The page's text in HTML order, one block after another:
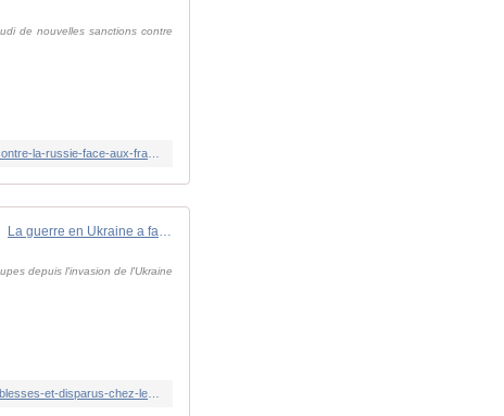
de nouvelles sanctions contre
La guerre en Ukraine a fait plus de deux millions de morts, blessés et disparus parmi les militaires russes et ukrainiens
depuis l'invasion de l'Ukraine